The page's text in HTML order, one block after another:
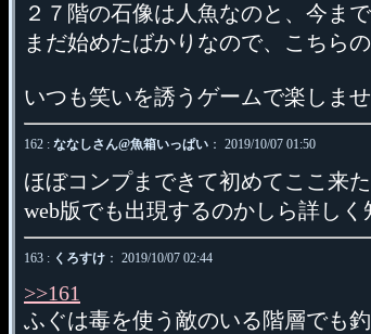
２７階の石像は人魚なのと、今ま
まだ始めたばかりなので、こちら
いつも笑いを誘うゲームで楽しま
162 : ななしさん@魚箱いっぱい ： 2019/10/07 01:50
ほぼコンプまできて初めてここ来
web版でも出現するのかしら詳し
163 : くろすけ ： 2019/10/07 02:44
>>161
ふぐは毒を使う敵のいる階層でも